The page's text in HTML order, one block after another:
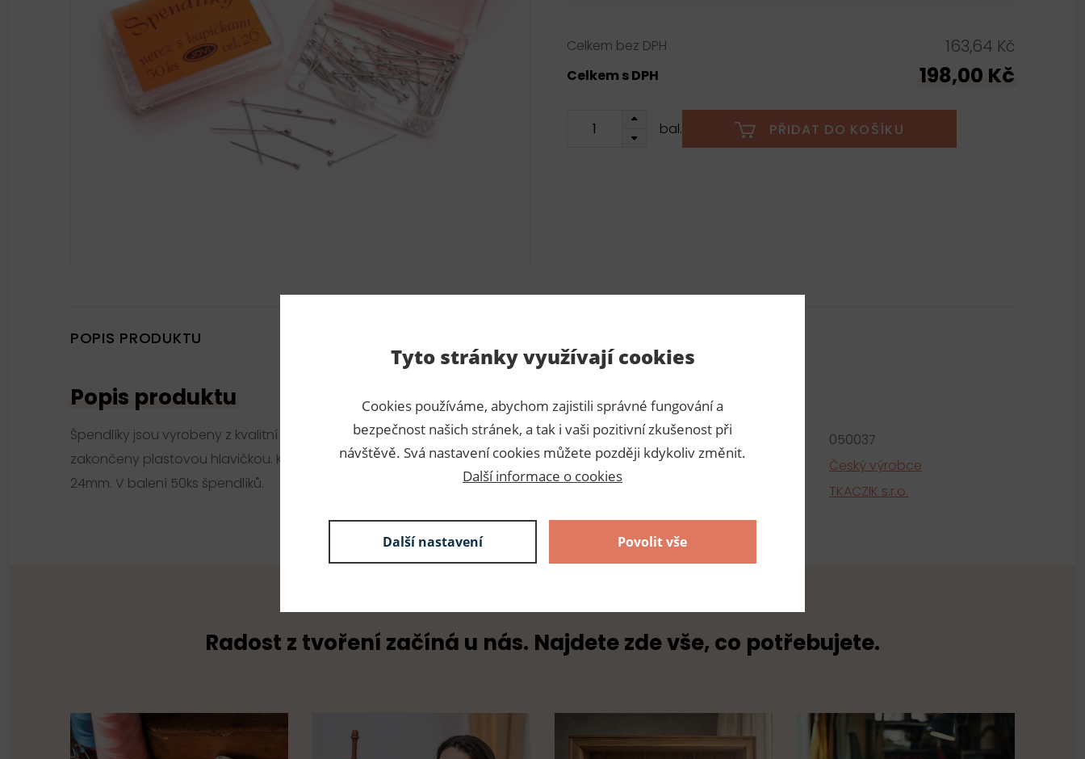
Celkem bez DPH 163,64 Kč
Celkem s DPH 198,00 Kč
bal. PŘIDAT DO KOŠÍKU
POPIS PRODUKTU
Popis produktu
Špendlíky jsou vyrobeny z kvalitní oceli, která zaručuje nerezavost. Jsou
zakončeny plastovou hlavičkou. Kvalitní český výrobek. Délka špendlíku je
24mm. V balení 50ks špendlíků.
Parametry
Číslo produktu:
050037
Český výrobce
TKACZIK s.r.o.
Radost z tvoření začíná u nás. Najdete zde vše, co potřebujete.
Tyto stránky využívají cookies
Cookies používáme, abychom zajistili správné fungování a
bezpečnost našich stránek, a tak i vaši pozitivní zkušenost při
návštěvě. Svá nastavení cookies můžete později kdykoliv změnit.
Další informace o cookies
Další nastavení Povolit vše